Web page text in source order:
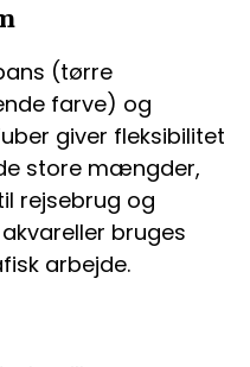
(tørre
farve) og
giver fleksibilitet
store mængder,
rejsebrug og
bruges
arbejde.